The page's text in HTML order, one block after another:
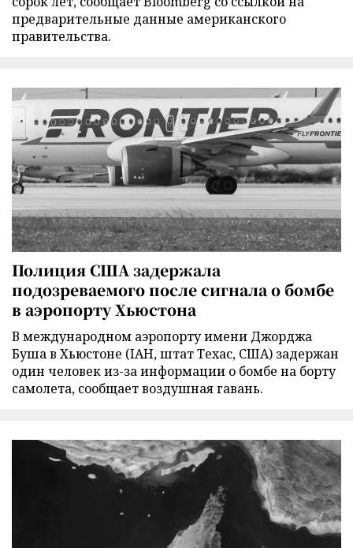
предварительные данные американского
правительства.
Полиция США задержала
подозреваемого после сигнала о бомбе
в аэропорту Хьюстона
В международном аэропорту имени Джорджа
Буша в Хьюстоне (IAH, штат Техас, США) задержан
один человек из-за информации о бомбе на борту
самолета, сообщает воздушная гавань.